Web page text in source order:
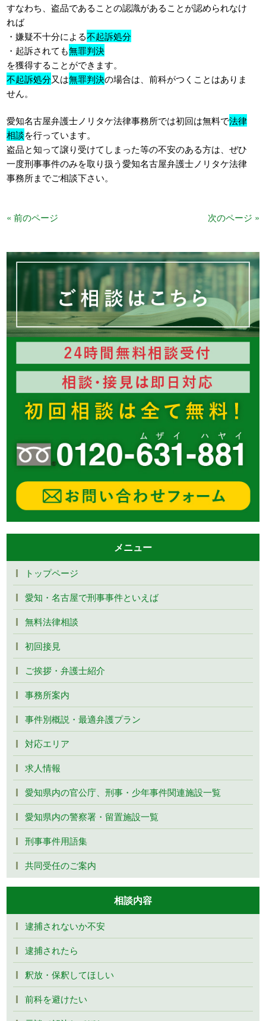
すなわち、盗品であることの認識があることが認められなけ
れば
・嫌疑不十分による不起訴処分
・起訴されても無罪判決
を獲得することができます。
不起訴処分又は無罪判決の場合は、前科がつくことはありま
せん。
愛知名古屋弁護士ノリタケ法律事務所では初回は無料で法律
相談を行っています。
盗品と知って譲り受けてしまった等の不安のある方は、ぜひ
一度刑事事件のみを取り扱う愛知名古屋弁護士ノリタケ法律
事務所までご相談下さい。
« 前のページ 次のページ »
メニュー
トップページ
愛知・名古屋で刑事事件といえば
無料法律相談
初回接見
ご挨拶・弁護士紹介
事務所案内
事件別概説・最適弁護プラン
対応エリア
求人情報
愛知県内の官公庁、刑事・少年事件関連施設一覧
愛知県内の警察署・留置施設一覧
刑事事件用語集
共同受任のご案内
相談内容
逮捕されないか不安
逮捕されたら
釈放・保釈してほしい
前科を避けたい